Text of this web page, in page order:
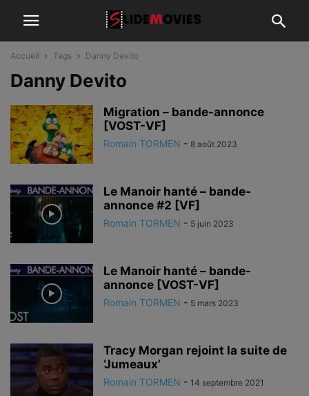
Accueil Tags Danny Devito
Danny Devito
Migration – bande-annonce
[VOST-VF]
Romain TORMEN - 8 août 2023
Le Manoir hanté – bande-
annonce #2 [VF]
Romain TORMEN - 5 juin 2023
Le Manoir hanté – bande-
annonce [VOST-VF]
Romain TORMEN - 5 mars 2023
Tracy Morgan rejoint la suite de
‘Jumeaux’
Romain TORMEN - 14 septembre 2021